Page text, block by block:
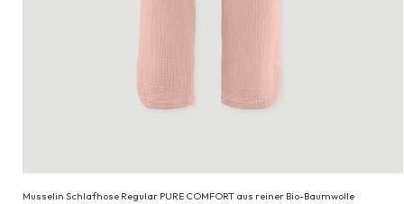
Musselin Schlafhose Regular PURE COMFORT aus reiner Bio-Baumwolle